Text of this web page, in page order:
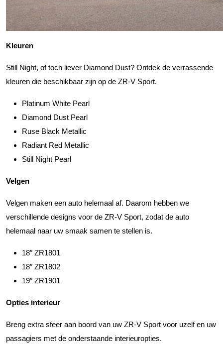
Kleuren
Still Night, of toch liever Diamond Dust? Ontdek de verrassende
kleuren die beschikbaar zijn op de ZR-V Sport.
Platinum White Pearl
Diamond Dust Pearl
Ruse Black Metallic
Radiant Red Metallic
Still Night Pearl
Velgen
Velgen maken een auto helemaal af. Daarom hebben we
verschillende designs voor de ZR-V Sport, zodat de auto
helemaal naar uw smaak samen te stellen is.
18″ ZR1801
18″ ZR1802
19″ ZR1901
Opties interieur
Breng extra sfeer aan boord van uw ZR-V Sport voor uzelf en uw
passagiers met de onderstaande interieuropties.